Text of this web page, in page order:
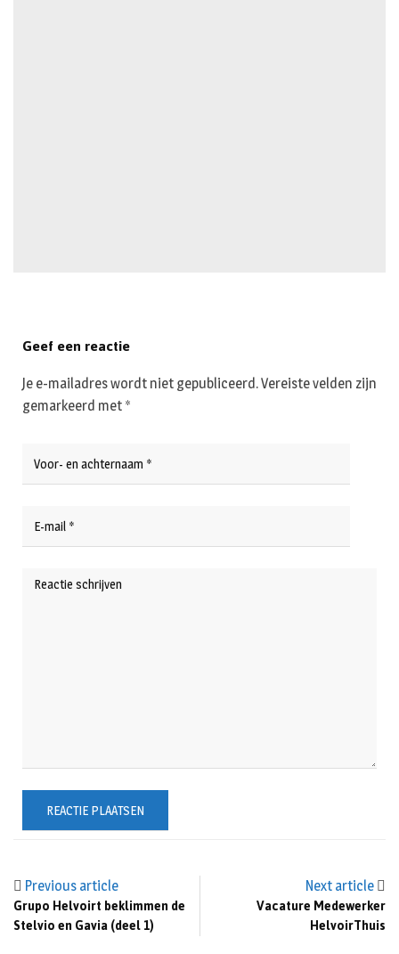
Previous article
Grupo Helvoirt beklimmen de
Stelvio en Gavia (deel 1)
Next article
Vacature Medewerker
HelvoirThuis
Geef een reactie
Je e-mailadres wordt niet gepubliceerd.Vereiste velden zijn
gemarkeerd met *